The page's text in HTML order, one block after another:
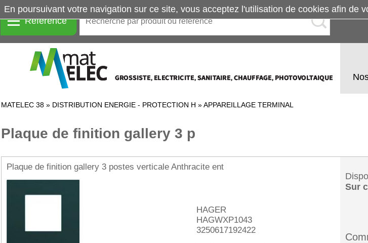
Référence
MATELEC 38 » DISTRIBUTION ENERGIE - PROTECTION H »APPAREILLAGE TERMINAL
Plaque de finition gallery 3 p
Plaque de finition gallery 3 postes verticale Anthracite ent
HAGER
HAGWXP1043
3250617192422
Sur
En poursuivant votre navigation sur ce site, vous acceptez l'utilisation de cookies afin